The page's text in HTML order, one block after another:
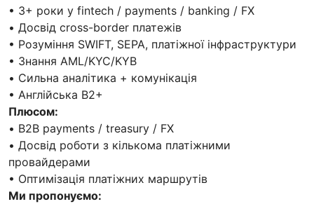
• 3+ роки у fintech / payments / banking / FX
• Досвід cross-border платежів
• Розуміння SWIFT, SEPA, платіжної інфраструктури
• Знання AML/KYC/KYB
• Сильна аналітика + комунікація
• Англійська B2+
Плюсом:
• B2B payments / treasury / FX
• Досвід роботи з кількома платіжними
провайдерами
• Оптимізація платіжних маршрутів
Ми пропонуємо: